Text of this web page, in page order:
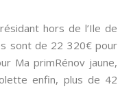
hors de l’Ile de
sont de 22 320€ pour
Ma primRénov jaune,
enfin, plus de 42